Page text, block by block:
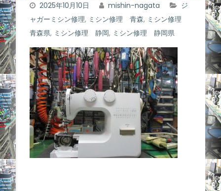
2025年10月10日 mishin-nagata
ジ
ャガーミシン修理, ミシン修理 青森, ミシン修理
青森県, ミシン修理 静岡, ミシン修理 静岡県